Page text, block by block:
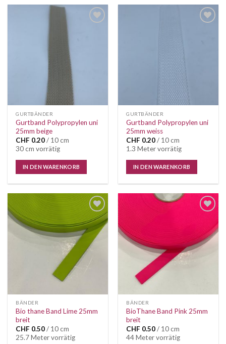
GURTBÄNDER
Gurtband Polypropylen uni
25mm beige
CHF 0.20/ 10 cm
30 cm vorrätig
IN DEN WARENKORB
GURTBÄNDER
Gurtband Polypropylen uni
25mm weiss
CHF 0.20/ 10 cm
1.3 Meter vorrätig
IN DEN WARENKORB
Auf die
Wunschliste
BÄNDER
Bio thane Band Lime 25mm
breit
CHF 0.50/ 10 cm
25.7 Meter vorrätig
BÄNDER
BioThane Band Pink 25mm
breit
CHF 0.50/ 10 cm
44 Meter vorrätig